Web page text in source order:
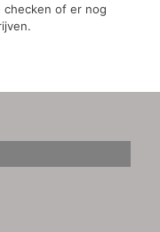
checken of er nog